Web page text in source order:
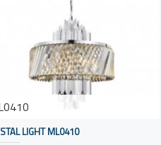
LIGHT ML0410